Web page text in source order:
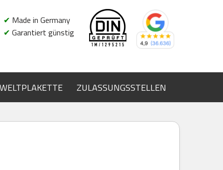
✔ Made in Germany
✔ Garantiert günstig
ZULASSUNGSSTELLEN